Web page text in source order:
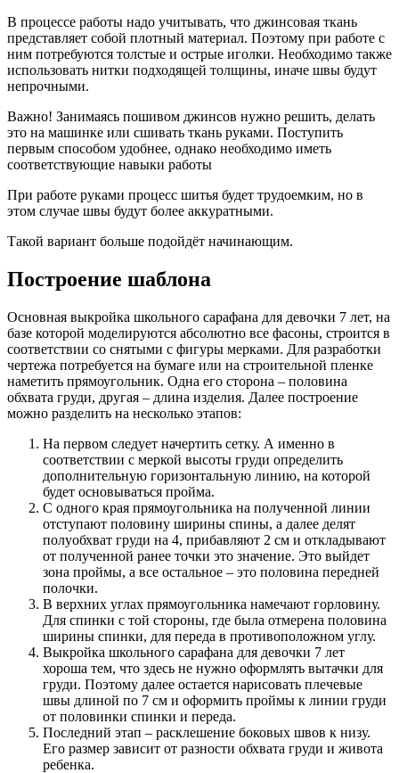
В процессе работы надо учитывать, что джинсовая ткань
представляет собой плотный материал. Поэтому при работе с
ним потребуются толстые и острые иголки. Необходимо также
использовать нитки подходящей толщины, иначе швы будут
непрочными.
Важно! Занимаясь пошивом джинсов нужно решить, делать
это на машинке или сшивать ткань руками. Поступить
первым способом удобнее, однако необходимо иметь
соответствующие навыки работы
При работе руками процесс шитья будет трудоемким, но в
этом случае швы будут более аккуратными.
Такой вариант больше подойдёт начинающим.
Построение шаблона
Основная выкройка школьного сарафана для девочки 7 лет, на
базе которой моделируются абсолютно все фасоны, строится в
соответствии со снятыми с фигуры мерками. Для разработки
чертежа потребуется на бумаге или на строительной пленке
наметить прямоугольник. Одна его сторона – половина
обхвата груди, другая – длина изделия. Далее построение
можно разделить на несколько этапов:
На первом следует начертить сетку. А именно в
соответствии с меркой высоты груди определить
дополнительную горизонтальную линию, на которой
будет основываться пройма.
С одного края прямоугольника на полученной линии
отступают половину ширины спины, а далее делят
полуобхват груди на 4, прибавляют 2 см и откладывают
от полученной ранее точки это значение. Это выйдет
зона проймы, а все остальное – это половина передней
полочки.
В верхних углах прямоугольника намечают горловину.
Для спинки с той стороны, где была отмерена половина
ширины спинки, для переда в противоположном углу.
Выкройка школьного сарафана для девочки 7 лет
хороша тем, что здесь не нужно оформлять вытачки для
груди. Поэтому далее остается нарисовать плечевые
швы длиной по 7 см и оформить проймы к линии груди
от половинки спинки и переда.
Последний этап – расклешение боковых швов к низу.
Его размер зависит от разности обхвата груди и живота
ребенка.